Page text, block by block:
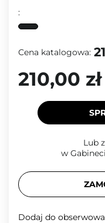
:
Cena katalogowa:
210,00 zł
Lub
w
Dodaj do